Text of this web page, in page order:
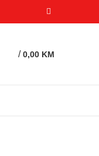
/ 0,00 KM